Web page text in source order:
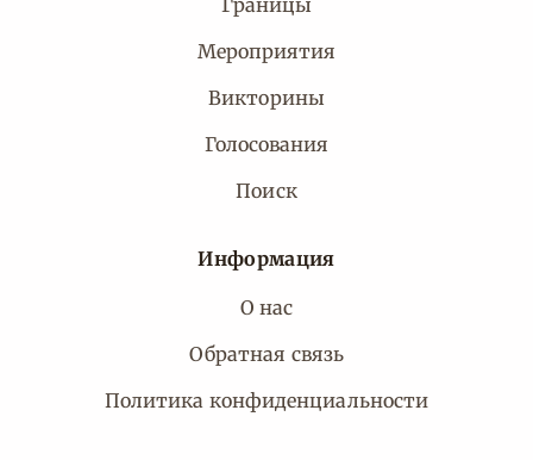
Границы
Мероприятия
Викторины
Голосования
Поиск
Информация
О нас
Обратная связь
Политика конфиденциальности